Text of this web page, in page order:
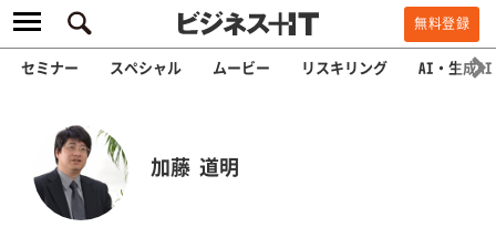
無料登録
セミナー スペシャル ムービー リスキリング AI・生成AI
加藤 道明